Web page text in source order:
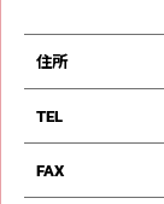
住所
TEL
FAX